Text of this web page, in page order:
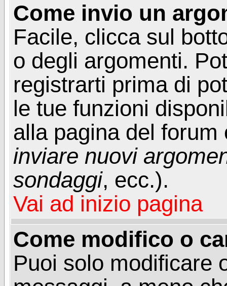
Come invio un
Facile, clicca sul
o degli argomenti.
registrarti prima di
le tue funzioni
alla pagina del
inviare nuovi
sondaggi, ecc.).
Vai ad inizio pagina
Come modifico o
Puoi solo modificare